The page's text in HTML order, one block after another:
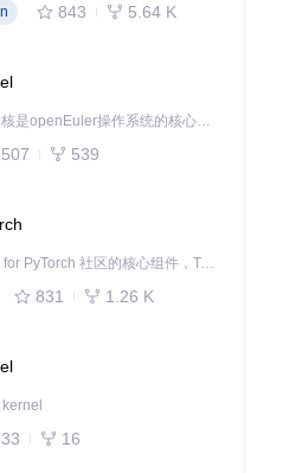
843 5.64 K
openEuler内核是openEuler操作系统的核心，既是系统性能与稳定性的基石，也是连接处理器、设备与服务的桥梁。
507 539
作为 Ascend for PyTorch 社区的核心组件，TorchNPU 是昇腾专为 PyTorch 打造的深度学习适配插件，使 PyTorch 框架能够直接调用昇腾 NPU，为开发者提供昇腾 AI 处理器的超强算力。
831 1.26 K
33 16